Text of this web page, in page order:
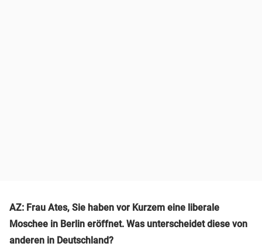
AZ: Frau Ates, Sie haben vor Kurzem eine liberale
Moschee in Berlin eröffnet. Was unterscheidet diese von
anderen in Deutschland?